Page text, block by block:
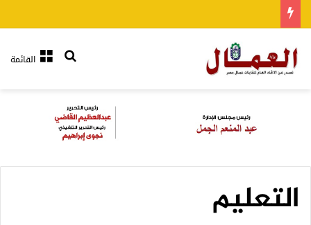
القائمةبحث عن
التعليم